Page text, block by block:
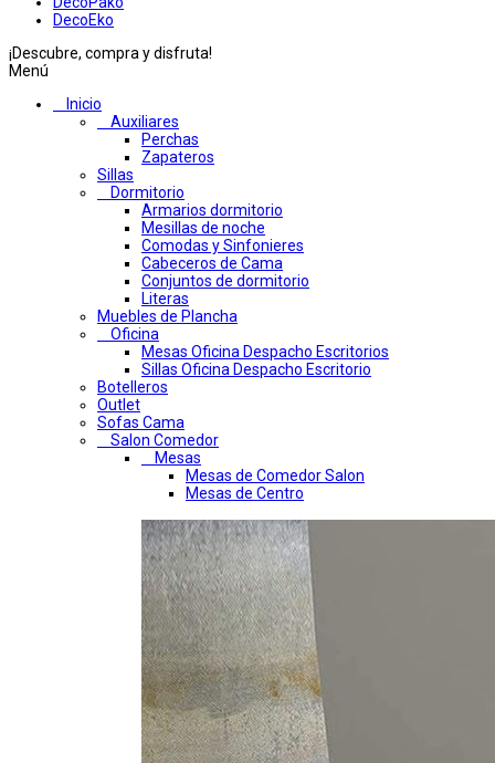
DecoEko
¡Descubre, compra y disfruta!
Menú
Inicio
Auxiliares
Perchas
Zapateros
Sillas
Dormitorio
Armarios dormitorio
Mesillas de noche
Comodas y Sinfonieres
Cabeceros de Cama
Conjuntos de dormitorio
Literas
Muebles de Plancha
Oficina
Mesas Oficina Despacho Escritorios
Sillas Oficina Despacho Escritorio
Botelleros
Outlet
Sofas Cama
Salon Comedor
Mesas
Mesas de Comedor Salon
Mesas de Centro